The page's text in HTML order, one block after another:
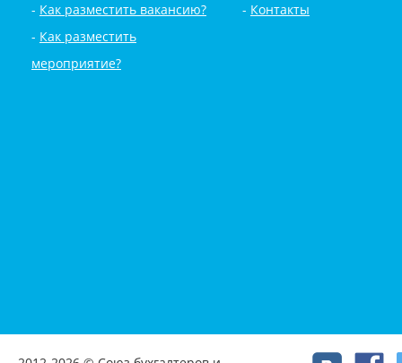
Как разместить вакансию?
Как разместить
мероприятие?
Контакты